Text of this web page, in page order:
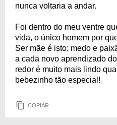
nunca voltaria a andar.
Foi dentro do meu ventre
vida, o único homem por
Ser mãe é isto: medo e
a cada novo aprendizado
redor é muito mais lindo
bebezinho tão especial!
COPIAR